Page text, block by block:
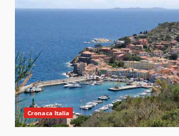
Cronaca Italia